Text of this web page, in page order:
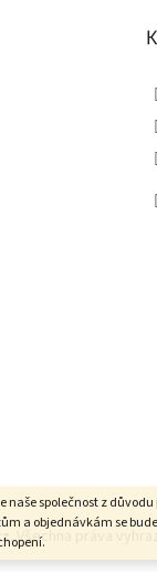
naše společnost z
a objednávkám se
. Všechna práva